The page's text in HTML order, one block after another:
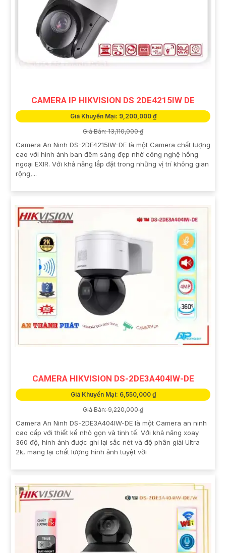
CAMERA IP HIKVISION DS 2DE4215IW DE
Giá Khuyến Mại: 9,200,000 ₫
Giá Bán: 13,110,000 ₫
Camera An Ninh DS-2DE4215IW-DE là một Camera chất lượng
cao với hình ảnh ban đêm sáng đẹp nhờ công nghệ hồng
ngoại EXIR. Với khả năng lắp đặt trong những vị trí không gian
rộng,...
CAMERA HIKVISION DS-2DE3A404IW-DE
Giá Khuyến Mại: 6,550,000 ₫
Giá Bán: 9,220,000 ₫
Camera An Ninh DS-2DE3A404IW-DE là một Camera an ninh
cao cấp với thiết kế nhỏ gọn và tinh tế. Với khả năng xoay
360 độ, hình ảnh được ghi lại sắc nét và độ phân giải Ultra
2k, mang lại chất lượng hình ảnh tuyệt vời